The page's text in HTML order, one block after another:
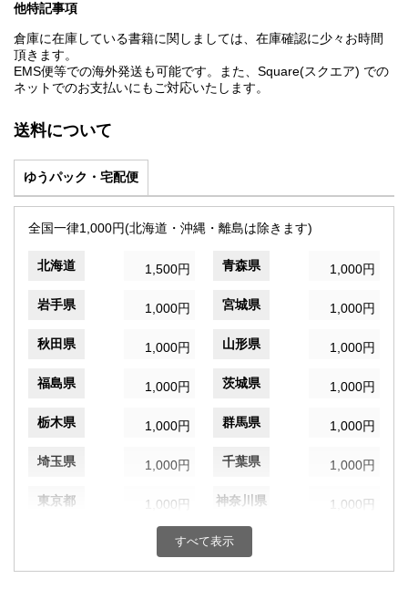
他特記事項
倉庫に在庫している書籍に関しましては、在庫確認に少々お時間
頂きます。
EMS便等での海外発送も可能です。また、Square(スクエア) での
ネットでのお支払いにもご対応いたします。
送料について
ゆうパック・宅配便
全国一律1,000円(北海道・沖縄・離島は除きます)
北海道 1,500円 青森県 1,000円
岩手県 1,000円 宮城県 1,000円
秋田県 1,000円 山形県 1,000円
福島県 1,000円 茨城県 1,000円
栃木県 1,000円 群馬県 1,000円
埼玉県 1,000円 千葉県 1,000円
東京都 1,000円 神奈川県 1,000円
1,000円 富山県
すべて表示